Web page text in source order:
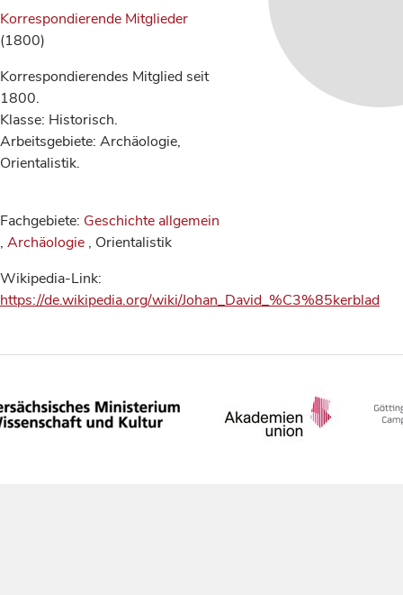
Korrespondierende Mitglieder
(1800)
Korrespondierendes Mitglied seit
1800.
Klasse: Historisch.
Arbeitsgebiete: Archäologie,
Orientalistik.
Fachgebiete: Geschichte allgemein
, Archäologie , Orientalistik
Wikipedia-Link:
https://de.wikipedia.org/wiki/Johan_David_%C3%85kerblad